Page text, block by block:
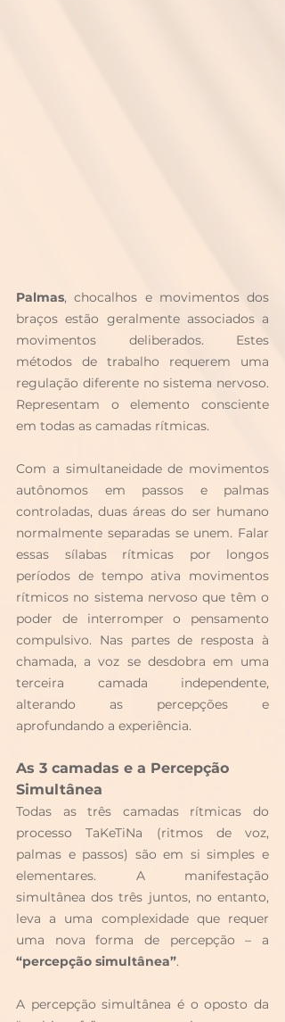
Palmas, chocalhos e movimentos dos
braços estão geralmente associados a
movimentos deliberados. Estes
métodos de trabalho requerem uma
regulação diferente no sistema nervoso.
Representam o elemento consciente
em todas as camadas rítmicas.
Com a simultaneidade de movimentos
autônomos em passos e palmas
controladas, duas áreas do ser humano
normalmente separadas se unem. Falar
essas sílabas rítmicas por longos
períodos de tempo ativa movimentos
rítmicos no sistema nervoso que têm o
poder de interromper o pensamento
compulsivo. Nas partes de resposta à
chamada, a voz se desdobra em uma
terceira camada independente,
alterando as percepções e
aprofundando a experiência.
As 3 camadas e a Percepção
Simultânea
Todas as três camadas rítmicas do
processo TaKeTiNa (ritmos de voz,
palmas e passos) são em si simples e
elementares. A manifestação
simultânea dos três juntos, no entanto,
leva a uma complexidade que requer
“percepção simultânea”.
A percepção simultânea é o oposto da